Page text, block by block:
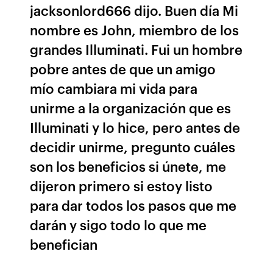
jacksonlord666 dijo. Buen día Mi
nombre es John, miembro de los
grandes Illuminati. Fui un hombre
pobre antes de que un amigo
mío cambiara mi vida para
unirme a la organización que es
Illuminati y lo hice, pero antes de
decidir unirme, pregunto cuáles
son los beneficios si únete, me
dijeron primero si estoy listo
para dar todos los pasos que me
darán y sigo todo lo que me
benefician